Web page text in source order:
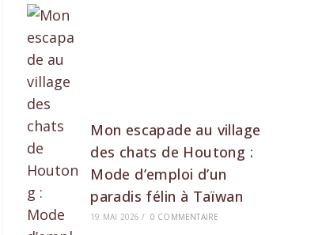
Mon escapade au village
des chats de Houtong :
Mode d’emploi d’un
paradis félin à Taïwan
19 MAI 2026 / 0 COMMENTAIRE